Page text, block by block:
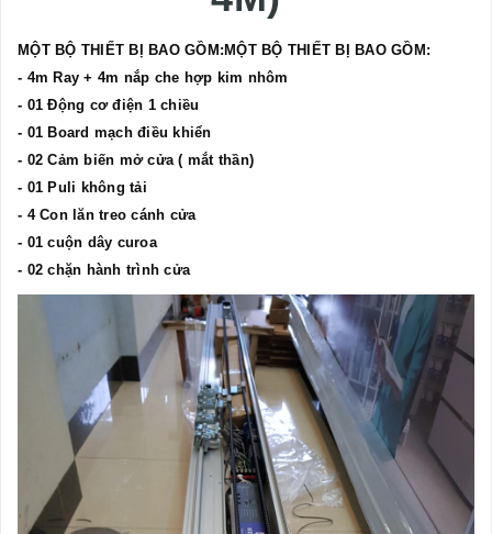
MỘT BỘ THIẾT BỊ BAO GỒM:MỘT BỘ THIẾT BỊ BAO GỒM:
- 4m Ray + 4m nắp che hợp kim nhôm
- 01 Động cơ điện 1 chiều
- 01 Board mạch điều khiển
- 02 Cảm biến mở cửa ( mắt thần)
- 01 Puli không tải
- 4 Con lăn treo cánh cửa
- 01 cuộn dây curoa
- 02 chặn hành trình cửa